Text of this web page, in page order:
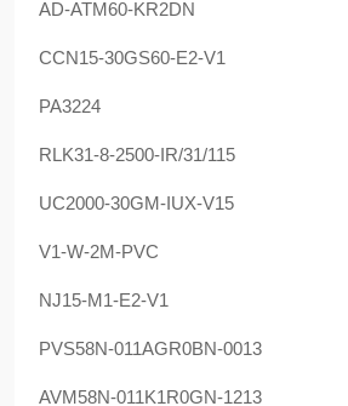
AD-ATM60-KR2DN
CCN15-30GS60-E2-V1
PA3224
RLK31-8-2500-IR/31/115
UC2000-30GM-IUX-V15
V1-W-2M-PVC
NJ15-M1-E2-V1
PVS58N-011AGR0BN-0013
AVM58N-011K1R0GN-1213